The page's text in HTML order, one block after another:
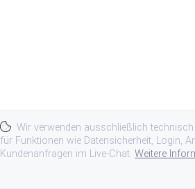
Wir verwenden ausschließlich
für Funktionen wie Datensicherheit, Login,
Kundenanfragen im Live-Chat. Weitere